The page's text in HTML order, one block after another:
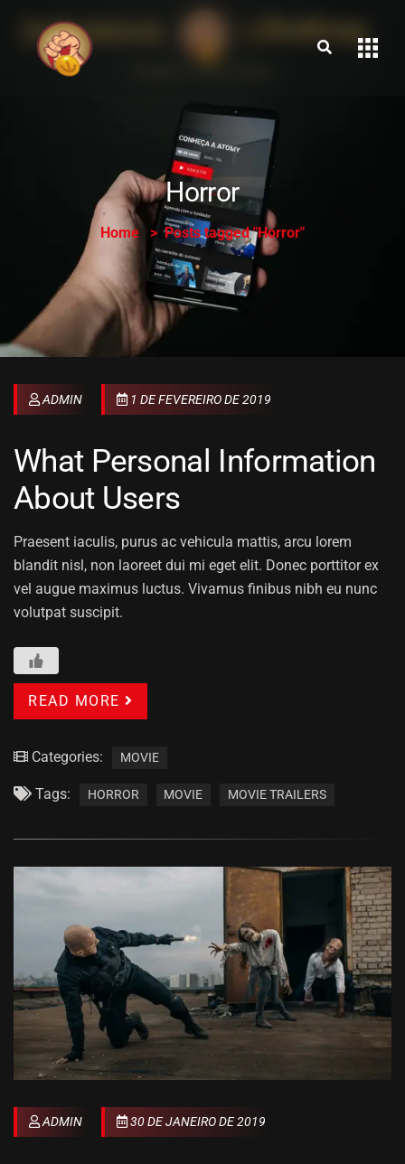
Horror
Home Posts tagged "Horror"
ADMIN 1 DE FEVEREIRO DE 2019
What Personal Information
About Users
Praesent iaculis, purus ac vehicula mattis, arcu lorem
blandit nisl, non laoreet dui mi eget elit. Donec porttitor ex
vel augue maximus luctus. Vivamus finibus nibh eu nunc
volutpat suscipit.
READ MORE
Categories: MOVIE
Tags: HORROR MOVIE MOVIE TRAILERS
ADMIN 30 DE JANEIRO DE 2019